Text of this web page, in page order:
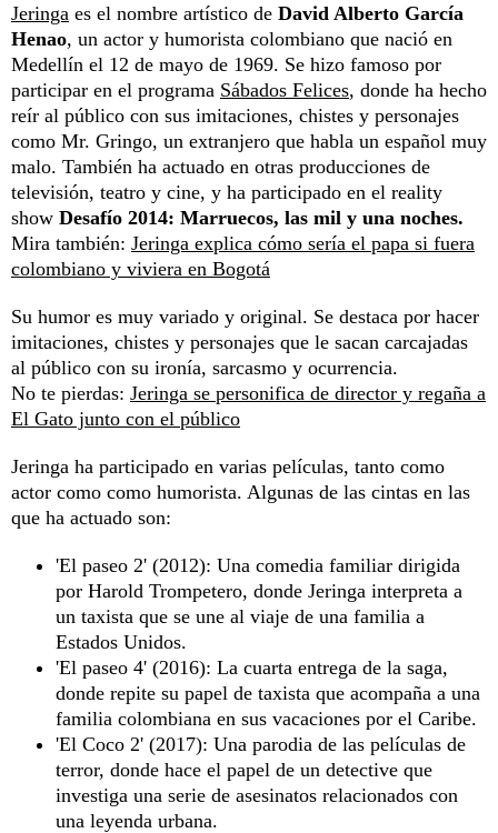
Jeringa es el nombre artístico de David Alberto García
Henao, un actor y humorista colombiano que nació en
Medellín el 12 de mayo de 1969. Se hizo famoso por
participar en el programa Sábados Felices, donde ha hecho
reír al público con sus imitaciones, chistes y personajes
como Mr. Gringo, un extranjero que habla un español muy
malo. También ha actuado en otras producciones de
televisión, teatro y cine, y ha participado en el reality
show Desafío 2014: Marruecos, las mil y una noches.
Mira también: Jeringa explica cómo sería el papa si fuera
colombiano y viviera en Bogotá
Su humor es muy variado y original. Se destaca por hacer
imitaciones, chistes y personajes que le sacan carcajadas
al público con su ironía, sarcasmo y ocurrencia.
No te pierdas: Jeringa se personifica de director y regaña a
El Gato junto con el público
Jeringa ha participado en varias películas, tanto como
actor como como humorista. Algunas de las cintas en las
que ha actuado son:
'El paseo 2' (2012): Una comedia familiar dirigida
por Harold Trompetero, donde Jeringa interpreta a
un taxista que se une al viaje de una familia a
Estados Unidos.
'El paseo 4' (2016): La cuarta entrega de la saga,
donde repite su papel de taxista que acompaña a una
familia colombiana en sus vacaciones por el Caribe.
'El Coco 2' (2017): Una parodia de las películas de
terror, donde hace el papel de un detective que
investiga una serie de asesinatos relacionados con
una leyenda urbana.